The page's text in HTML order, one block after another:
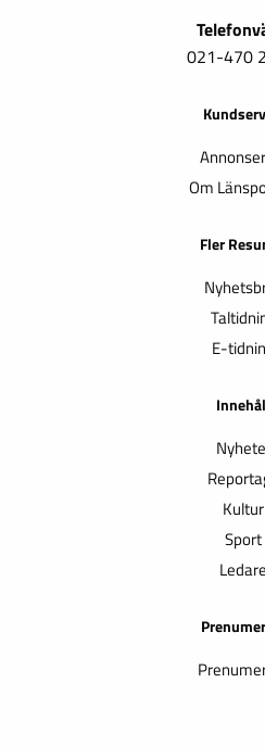
021-470
Om
Fler
E-
Kultur
Sport
Ledare